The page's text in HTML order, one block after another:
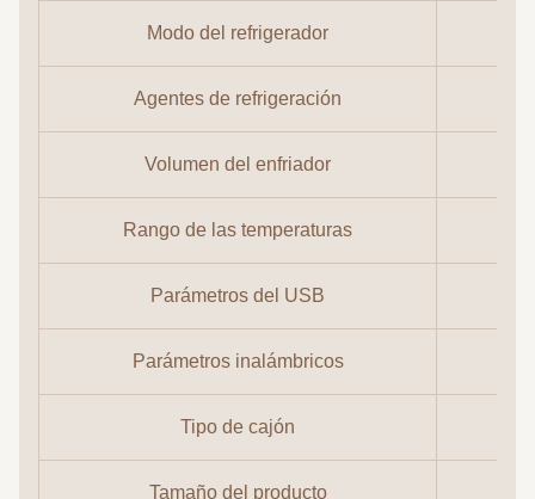
Modo del refrigerador
Agentes de refrigeración
Volumen del enfriador
Rango de las temperaturas
Parámetros del USB
Parámetros inalámbricos
Tipo de cajón
Tamaño del producto